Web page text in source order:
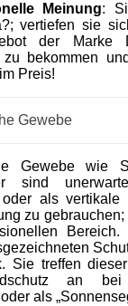
Meinung:
vertiefen sie
der Marke
zu bekommen
Preis!
Gewebe
Gewebe wie
sind
als vertikale
zu
Bereich.
Sie treffen
an bei
als